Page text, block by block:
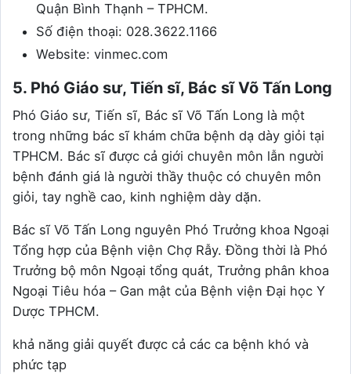
Quận Bình Thạnh – TPHCM.
Số điện thoại: 028.3622.1166
Website: vinmec.com
5. Phó Giáo sư, Tiến sĩ, Bác sĩ Võ Tấn Long
Phó Giáo sư, Tiến sĩ, Bác sĩ Võ Tấn Long là một
trong những bác sĩ khám chữa bệnh dạ dày giỏi tại
TPHCM. Bác sĩ được cả giới chuyên môn lẫn người
bệnh đánh giá là người thầy thuộc có chuyên môn
giỏi, tay nghề cao, kinh nghiệm dày dặn.
Bác sĩ Võ Tấn Long nguyên Phó Trưởng khoa Ngoại
Tổng hợp của Bệnh viện Chợ Rẫy. Đồng thời là Phó
Trưởng bộ môn Ngoại tổng quát, Trưởng phân khoa
Ngoại Tiêu hóa – Gan mật của Bệnh viện Đại học Y
Dược TPHCM.
khả năng giải quyết được cả các ca bệnh khó và
phức tạp